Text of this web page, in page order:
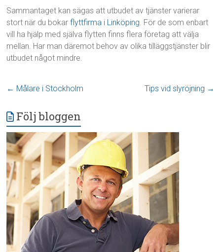
Sammantaget kan sägas att utbudet av tjänster varierar
stort när du bokarflyttfirma i Linköping. För de som enbart
vill ha hjälp med själva flytten finns flera företag att välja
mellan. Har man däremot behov av olika tilläggstjänster blir
utbudet något mindre.
← Målare i Stockholm Tips vid slyröjning →
Följ bloggen